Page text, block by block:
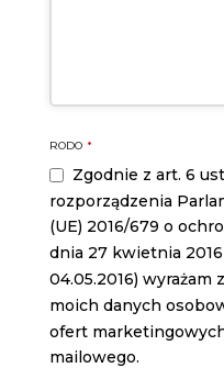
RODO *
Zgodnie z art. 6
rozporządzenia
(UE) 2016/679 o
dnia 27 kwietnia 2016
04.05.2016)
moich danych
ofert
mailowego.